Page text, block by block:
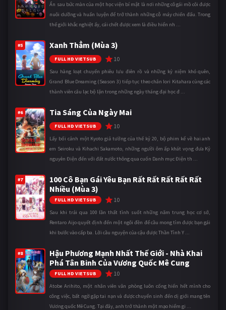
Ẩn sau bức màn của một học viện bí mật là nơi những cô gái mồ côi được
nuôi dưỡng và huấn luyện để trở thành những cỗ máy chiến đấu. Trong
thế giới khắc nghiệt ấy, cái chết được xem là điều hiển nh ...
#5 Xanh Thẳm (Mùa 3)
FULL HD VIETSUB 10
Sau hàng loạt chuyến phiêu lưu điên rồ và những kỷ niệm khó quên,
Grand Blue Dreaming (Season 3) tiếp tục theo chân Iori Kitahara cùng các
thành viên câu lạc bộ lặn trong những ngày tháng đại học đ ...
#6 Tia Sáng Của Ngày Mai
FULL HD VIETSUB 10
Lấy bối cảnh một Kyoto giả tưởng của thế kỷ 20, bộ phim kể về hai anh
em Seiroku và Kihachi Sakamoto, những người ôm ấp khát vọng đưa Kỷ
nguyên Điện đến với đất nước thông qua cuốn Danh mục Điện th ...
#7
100 Cô Bạn Gái Yêu Bạn Rất Rất Rất Rất Rất
Nhiều (Mùa 3)
FULL HD VIETSUB 10
Sau khi trải qua 100 lần thất tình suốt những năm trung học cơ sở,
Rentaro Aijo quyết định đến một ngôi đền để cầu mong tìm được bạn gái
khi bước vào cấp ba. Lời cầu nguyện của cậu được Thần Tình Y ...
#8
Hậu Phương Mạnh Nhất Thế Giới - Nhà Khai
Phá Tân Binh Của Vương Quốc Mê Cung
FULL HD VIETSUB 10
Atobe Arihito, một nhân viên văn phòng luôn cống hiến hết mình cho
công việc, bất ngờ gặp tai nạn và được chuyển sinh đến dị giới mang tên
Vương quốc Mê Cung. Tại đây, anh trở thành một mạo hiểm gi ...